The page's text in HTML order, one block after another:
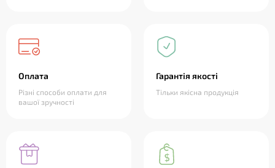
Оплата
Різні способи оплати для
вашої зручності
Гарантія якості
Тільки якісна продукція